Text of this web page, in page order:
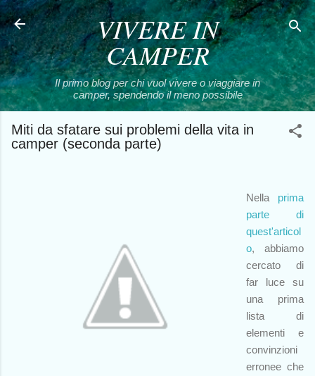
Passa ai contenuti principali
VIVERE IN
CAMPER
Il primo blog per chi vuol vivere o viaggiare in
camper, spendendo il meno possibile
Miti da sfatare sui problemi della vita in
camper (seconda parte)
Nella prima
parte di
quest'articol
o, abbiamo
cercato di
far luce su
una prima
lista di
elementi e
convinzioni
erronee che